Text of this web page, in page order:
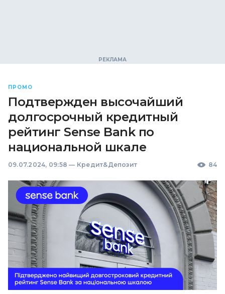
ПРОМО
Подтвержден высочайший
долгосрочный кредитный
рейтинг Sense Bank по
национальной шкале
09.07.2024, 09:58 — Кредит&Депозит 84